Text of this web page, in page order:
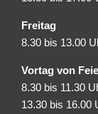
Freitag
8.30 bis 13.00
Vortag von
8.30 bis 11.30
13.30 bis 16.00